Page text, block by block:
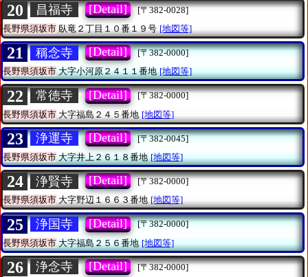
20 昌福寺 [Detail]
[〒382-0028]
長野県須坂市 臥竜２丁目１０番１９号 [地図等]
21 稱念寺 [Detail]
[〒382-0000]
長野県須坂市大字小河原２４１１番地 [地図等]
22 常徳寺 [Detail]
[〒382-0000]
長野県須坂市 大字福島２４５番地 [地図等]
23 浄運寺 [Detail]
[〒382-0045]
長野県須坂市大字井上２６１８番地 [地図等]
24 浄賢寺 [Detail]
[〒382-0000]
長野県須坂市大字野辺１６６３番地 [地図等]
25 浄国寺 [Detail]
[〒382-0000]
長野県須坂市大字福島２５６番地 [地図等]
26 浄念寺 [Detail]
[〒382-0000]